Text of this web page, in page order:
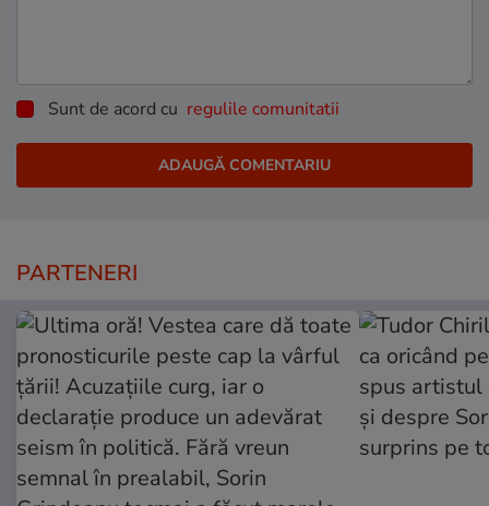
Sunt de acord cu regulile comunitatii
PARTENERI